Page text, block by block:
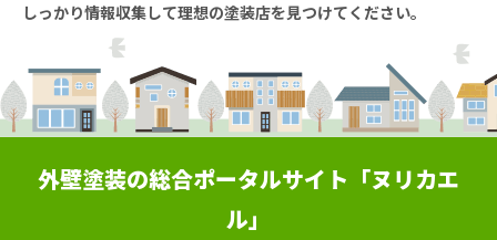
しっかり情報収集して理想の塗装店を見つけてください。
外壁塗装の総合ポータルサイト「ヌリカエ
ル」